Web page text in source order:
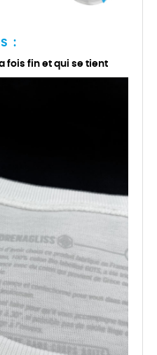
:
fois fin et qui se tient